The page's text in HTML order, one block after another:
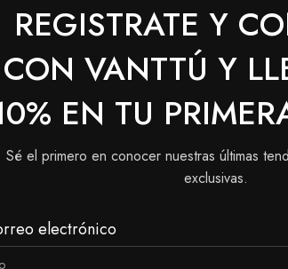
REGISTRATE Y
CON VANTTÚ Y
EN TU
Sé el primero en conocer nuestras últimas
exclusivas.
electrónico